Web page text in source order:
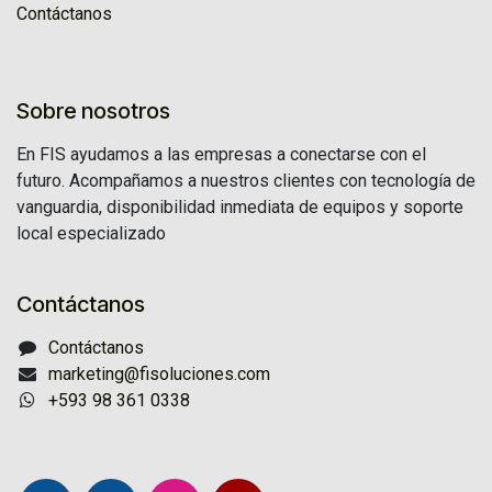
Contáctanos
Sobre nosotros
En FIS ayudamos a las empresas a conectarse con el
futuro. Acompañamos a nuestros clientes con tecnología de
vanguardia, disponibilidad inmediata de equipos y soporte
local especializado
Contáctanos
Contáctanos
marketing@fisoluciones.com
+593 98 361 0338